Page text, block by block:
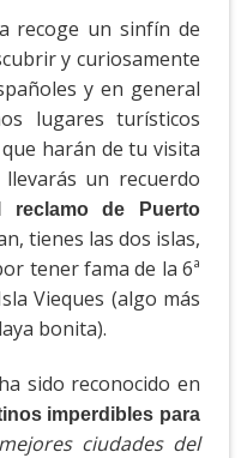
recoge un sinfín de
y curiosamente
y en general
lugares turísticos
que harán de tu visita
un recuerdo
reclamo de Puerto
tienes las dos islas,
tener fama de la 6ª
Vieques (algo más
bonita).
sido reconocido en
imperdibles para
ciudades del